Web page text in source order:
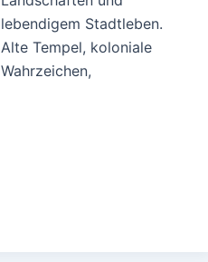
lebendigem Stadtleben.
Alte Tempel, koloniale
Wahrzeichen,